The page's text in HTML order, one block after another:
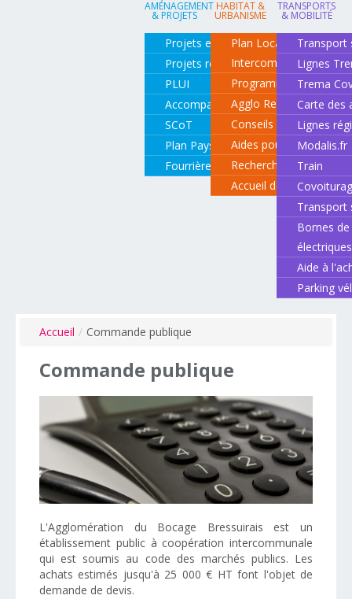
AMÉNAGEMENT
& PROJETS
Projets en cours
Projets réalisés
PLUI
Accompagnement de projets
SCoT
Plan Paysage
Fourrière animale
HABITAT &
URBANISME
Plan Local d'Urbanisme
Intercommunal
Programme local de
Agglo Renov
Conseils pour rénover
Aides pour rénover
Recherche d'un
Accueil des gens du
TRANSPORTS
& MOBILITÉ
Transport
Lignes
Trema
Carte des
Lignes
Modalis.fr
Train
Transport
Bornes
électriques
Aide à
Parking
Accueil / Commande publique
Commande publique
L'Agglomération du Bocage Bressuirais est un
établissement public à coopération intercommunale
qui est soumis au code des marchés publics. Les
achats estimés jusqu'à 25 000 € HT font l'objet de
demande de devis.